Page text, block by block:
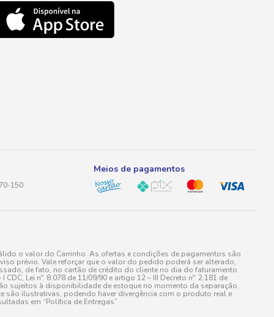
150
Meios de pagamentos
o valor do Carrinho. As ofertas e condições de pagamentos são
prévio. Vale reforçar que o valor do pedido poderá ser alterado,
de fato, no cartão de crédito do cliente no dia do faturamento
Lei nº. 8.078 de 11/09/90 e artigo 12 – III Decreto nº. 2.181 de
sujeitos à disponibilidade de estoque no momento da separação.
ilustrativas, podendo haver divergência com o produto real e
em “Política de Entregas”